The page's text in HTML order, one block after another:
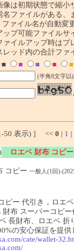
像は初期状態で縮小
名ファイルがある、
イル名が自動変更
ップ可能ファイルサ
ァイルアップ時はプ
レッド内の合計ファ
■ ■ ■ ■ ■
(半角8文字以
50 表示) ] << 0 | 1 |
ロエベ 財布 コピ
コピー 一般人(1回)-
ピー 代引き，ロエ
財布 スーパーコピ
長財布、ロエベ 折
の安心保証を提供
cate/wallet-